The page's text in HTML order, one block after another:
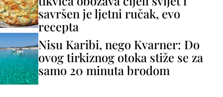
savršen je ljetni ručak, evo
recepta
Nisu Karibi, nego Kvarner: Do
ovog tirkiznog otoka stiže se za
samo 20 minuta brodom